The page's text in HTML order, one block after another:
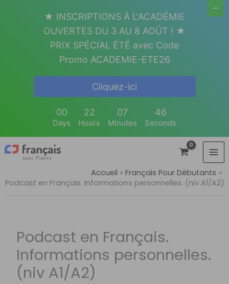
Accueil
Français Pour Débutants
Podcast en Français. Informations personnelles. (niv A1/A2)
Podcast en Français.
Informations personnelles.
(niv A1/A2)
★ INSCRIPTIONS À L'ACADÉMIE
OUVERTES DU 3 AU 8 AOÛT ! ★
PRIX SPÉCIAL ÉTÉ avec Code
Promo ACADEMIE-ETE26
Cliquez-ici
00
Days
22
Hours
07
Minutes
45
Seconds